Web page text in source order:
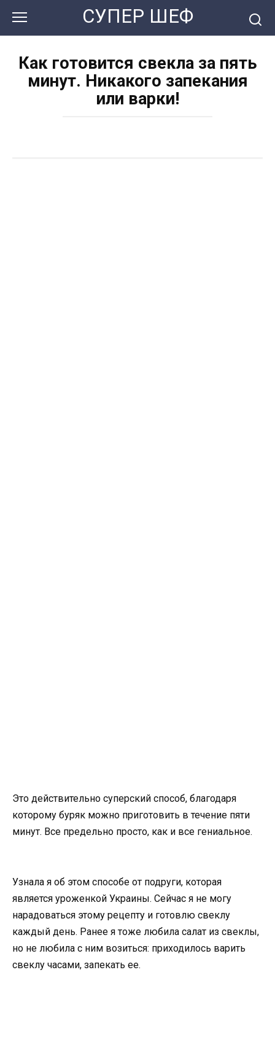
контенту
СУПЕР ШЕФ
Как готовится свекла за пять
минут. Никакого запекания
или варки!
Это действительно суперский способ, благодаря
которому буряк можно приготовить в течение пяти
минут. Все предельно просто, как и все гениальное.
Узнала я об этом способе от подруги, которая
является уроженкой Украины. Сейчас я не могу
нарадоваться этому рецепту и готовлю свеклу
каждый день. Ранее я тоже любила салат из свеклы,
но не любила с ним возиться: приходилось варить
свеклу часами, запекать ее.